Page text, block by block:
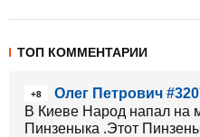
ТОП КОММЕНТАРИИ
+8
Олег Петрович
В Киеве Народ напал на
Пинзеныка .Этот